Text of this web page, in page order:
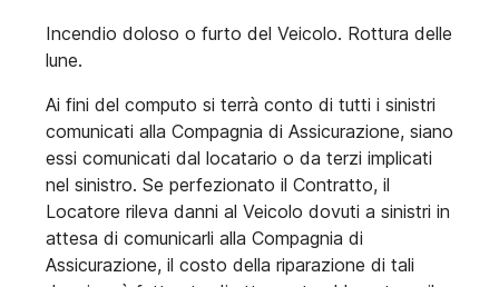
Incendio doloso o furto del Veicolo. Rottura delle
lune.
Ai fini del computo si terrà conto di tutti i sinistri
comunicati alla Compagnia di Assicurazione, siano
essi comunicati dal locatario o da terzi implicati
nel sinistro. Se perfezionato il Contratto, il
Locatore rileva danni al Veicolo dovuti a sinistri in
attesa di comunicarli alla Compagnia di
Assicurazione, il costo della riparazione di tali